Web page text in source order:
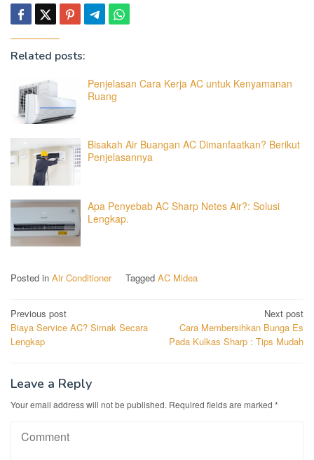
Related posts:
Penjelasan Cara Kerja AC untuk Kenyamanan
Ruang
Bisakah Air Buangan AC Dimanfaatkan? Berikut
Penjelasannya
Apa Penyebab AC Sharp Netes Air?: Solusi
Lengkap.
Posted in Air Conditioner Tagged AC Midea
Post
navigation
Previous post
Biaya Service AC? Simak Secara
Lengkap
Next post
Cara Membersihkan Bunga Es
Pada Kulkas Sharp : Tips Mudah
Leave a Reply
Your email address will not be published. Required fields are marked *